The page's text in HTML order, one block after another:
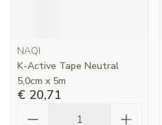
NAQI
K-Active Tape Neutral
5,0cm x 5m
€ 20,71